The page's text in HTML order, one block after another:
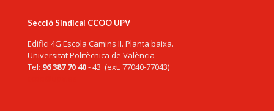
Secció Sindical CCOO UPV
Edifici 4G Escola Camins II. Planta baixa.
Universitat Politècnica de València
Tel: 96 387 70 40- 43 (ext. 77040-77043)